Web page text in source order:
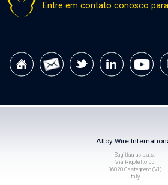
Entre em contato conosco
Alloy Wire
Sagittaurus s.a.s.
Via Rigoletto 55
36020 Castegnero (VI)
Italy